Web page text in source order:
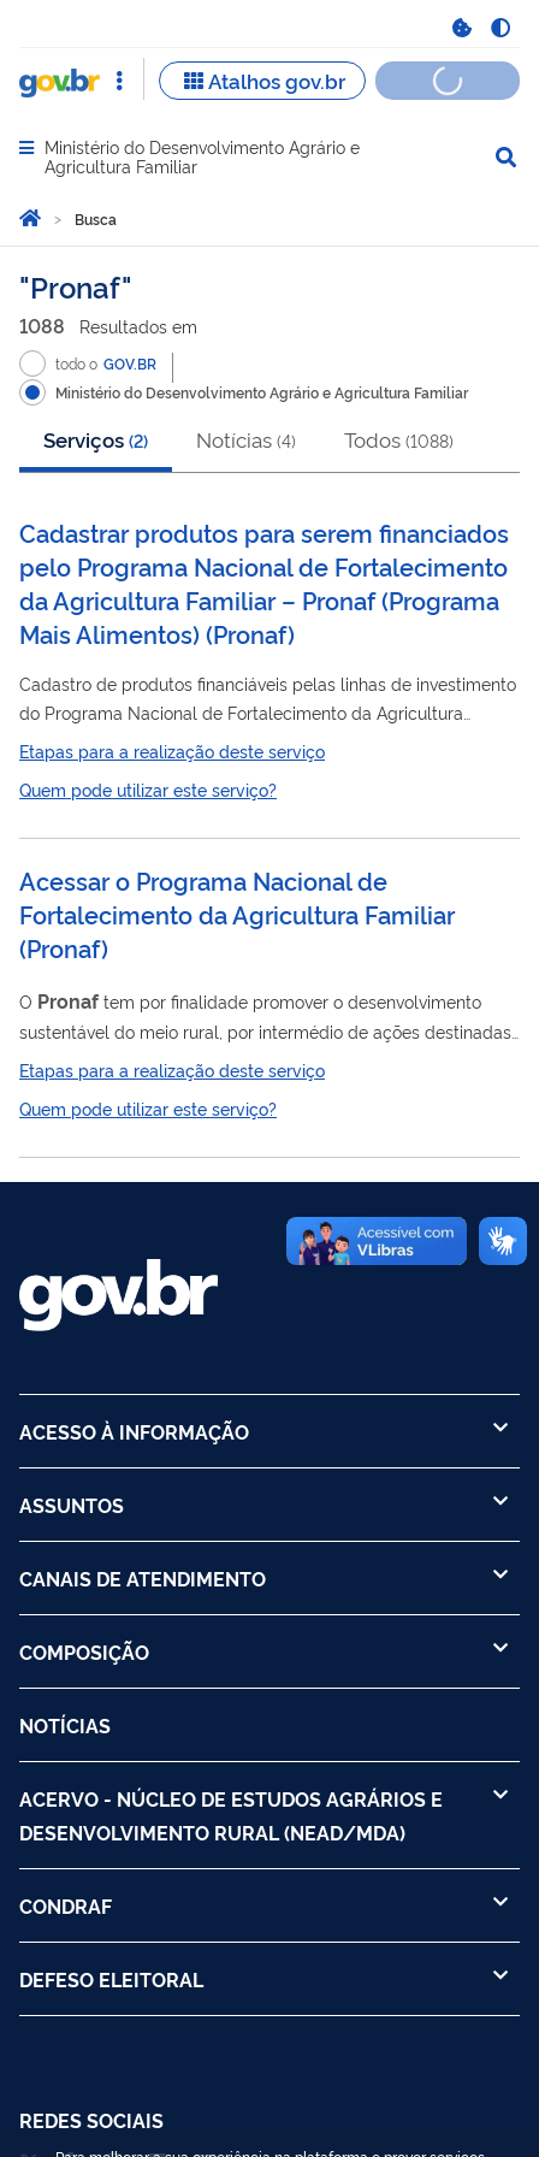
Abrir menu principal de navegação
Ministério do Desenvolvimento Agrário e
Agricultura Familiar
Você está aqui:
Página Inicial
Busca
Busca
Pronaf
1088 Resultados em
todo o GOV.BR
Ministério do Desenvolvimento Agrário e Agricultura Familiar
Serviços (2) Notícias (4) Todos (1088)
Cadastrar produtos para serem financiados
pelo Programa Nacional de Fortalecimento
da Agricultura Familiar – Pronaf (Programa
Mais Alimentos) (Pronaf)
Cadastro de produtos financiáveis pelas linhas de investimento
do Programa Nacional de Fortalecimento da Agricultura
Familiar –Pronafpara obtenção do código "Mais Alimentos”
Atualmente, o cadastro é exigido apenas para os seguintes
itens: - Tratores; - Colheitadeiras; - Autoproledidos de
feito pelas empresas fabricantes dos itens acima que
desejam...
Etapas para a realização deste serviço
Quem pode utilizar este serviço?
Acessar o Programa Nacional de
Fortalecimento da Agricultura Familiar
(Pronaf)
O Pronaftem por finalidade promover o desenvolvimento
sustentável do meio rural, por intermédio de ações destinadas
a implementar o aumento da capacidade produtiva, a geração
de empregos e a elevação da renda, visando a melhoria da
qualidade de vida e o exercício da cidadania dos agricultores
Etapas para a realização deste serviço
Quem pode utilizar este serviço?
ACESSO À INFORMAÇÃO
ASSUNTOS
CANAIS DE ATENDIMENTO
COMPOSIÇÃO
NOTÍCIAS
ACERVO - NÚCLEO DE ESTUDOS AGRÁRIOS E
DESENVOLVIMENTO RURAL (NEAD/MDA)
CONDRAF
DEFESO ELEITORAL
REDES SOCIAIS